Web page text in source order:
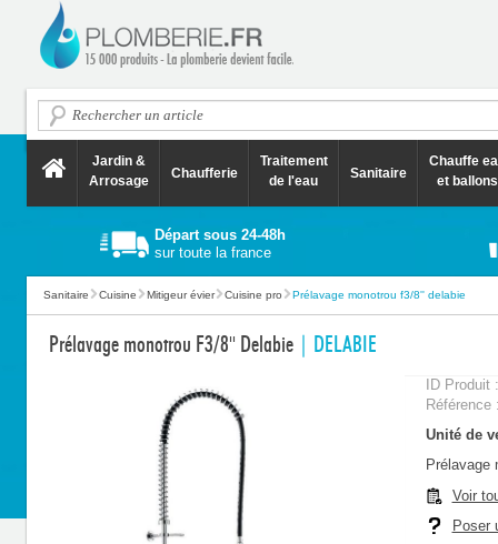
Jardin &
Arrosage
Chaufferie
Traitement
de l'eau
Sanitaire
Chauffe
et ballons
Départ sous 24-48h
sur toute la france
Sanitaire Cuisine Mitigeur évier Cuisine pro Prélavage monotrou f3/8'' delabie
Prélavage monotrou F3/8'' Delabie | DELABIE
ID Produit
Unité de
Prélavage
Voir
Poser